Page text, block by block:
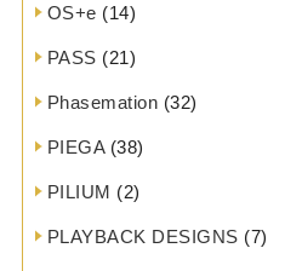
OS+e (14)
PASS (21)
Phasemation (32)
PIEGA(38)
PILIUM (2)
PLAYBACK DESIGNS (7)